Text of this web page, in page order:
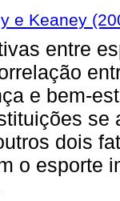
e Keaney
entre
e bem-
se
dois
o esporte